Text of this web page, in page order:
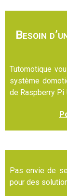
Besoin
Tutomotique
système
de Raspberry Pi
Pas envie de
pour des